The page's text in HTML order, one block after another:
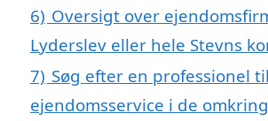
6) Oversigt over
Lyderslev eller hele Stevns
7) Søg efter en professionel til
ejendomsservice i de